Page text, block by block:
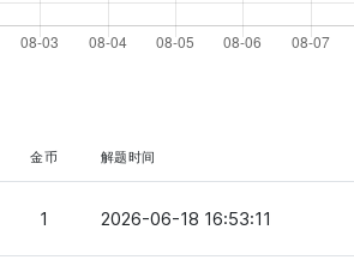
金币 解题时间
1 2026-06-18 16:53:11